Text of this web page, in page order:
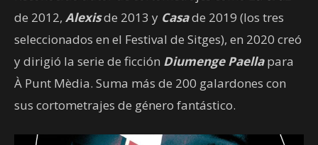
de 2012, Alexisde 2013 y Casade 2019 (los tres
seleccionados en el Festival de Sitges), en 2020 creó
y dirigió la serie de ficción Diumenge Paella para
À Punt Mèdia. Suma más de 200 galardones con
sus cortometrajes de género fantástico.